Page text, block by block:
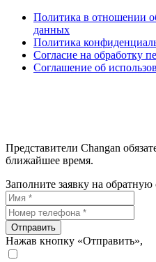
Политика в отношении
данных
Политика
Согласие на обработку
Соглашение об
Представители Changan
ближайшее время.
Заполните заявку на обратную
Отправить
Нажав кнопку «Отправить»,